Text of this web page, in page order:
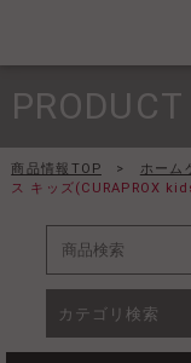
PRODUCT
商品情報TOP > ホーム
ス キッズ(CURAPROX
カテゴリ検索